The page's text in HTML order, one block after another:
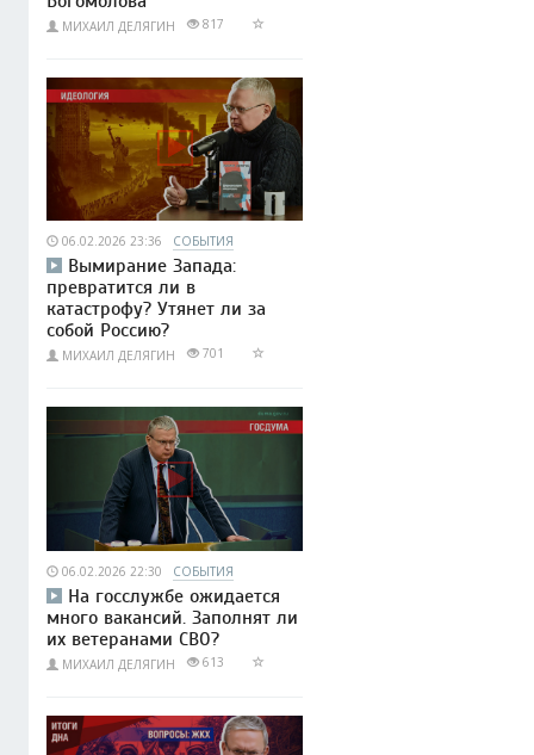
МИХАИЛ ДЕЛЯГИН 817
06.02.2026 23:36 СОБЫТИЯ
Вымирание Запада:
превратится ли в
катастрофу? Утянет ли за
собой Россию?
МИХАИЛ ДЕЛЯГИН 701
06.02.2026 22:30 СОБЫТИЯ
На госслужбе ожидается
много вакансий. Заполнят ли
их ветеранами СВО?
МИХАИЛ ДЕЛЯГИН 613